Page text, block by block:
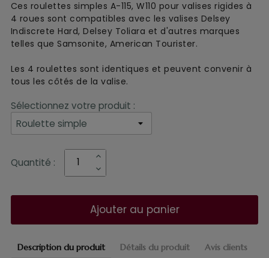
Description du produit Détails du produit Avis clients
Ces roulettes simples A-115, W110 pour valises rigides à
4 roues sont compatibles avec les valises Delsey
Indiscrete Hard, Delsey Toliara et d'autres marques
telles que Samsonite, American Tourister.
Les 4 roulettes sont identiques et peuvent convenir à
tous les côtés de la valise.
Sélectionnez votre produit :
Quantité :
Ajouter au panier